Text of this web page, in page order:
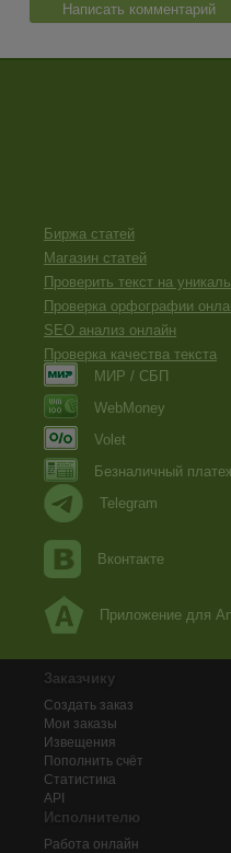
Написать комментарий
Биржа статей
Магазин статей
Проверить текст на
Проверка орфографии
SEO анализ онлайн
Проверка качества текста
МИР / СБП
WebMoney
Volet
Безналичный
Telegram
Вконтакте
Приложение для
Заказчику
Создать заказ
Мои заказы
Извещения
Пополнить счёт
Статистика
API
Исполнителю
Работа онлайн